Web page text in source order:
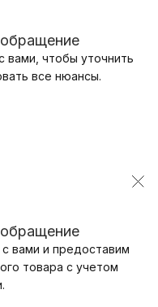
чтобы уточнить
все нюансы.
вами и предоставим
товара с учетом